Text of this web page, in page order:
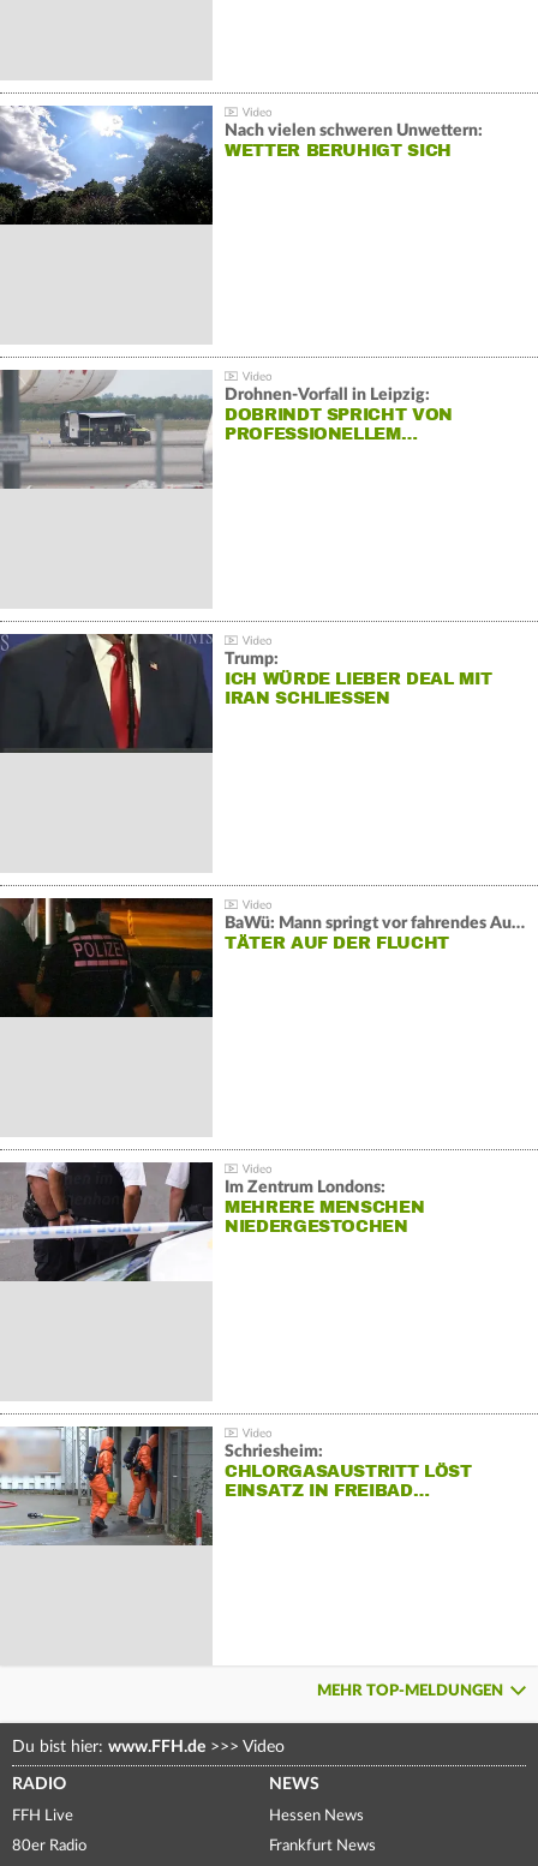
Nach vielen schweren Unwettern:
WETTER BERUHIGT SICH
Drohnen-Vorfall in Leipzig:
DOBRINDT SPRICHT VON
PROFESSIONELLEM…
Trump:
ICH WÜRDE LIEBER DEAL MIT
IRAN SCHLIESSEN
BaWü: Mann springt vor fahrendes Auto und schießt
TÄTER AUF DER FLUCHT
Im Zentrum Londons:
MEHRERE MENSCHEN
NIEDERGESTOCHEN
Schriesheim:
CHLORGASAUSTRITT LÖST
EINSATZ IN FREIBAD…
MEHR TOP-MELDUNGEN
Du bist hier: www.FFH.de >>> Video
RADIO
FFH Live
80er Radio
NEWS
Hessen News
Frankfurt News